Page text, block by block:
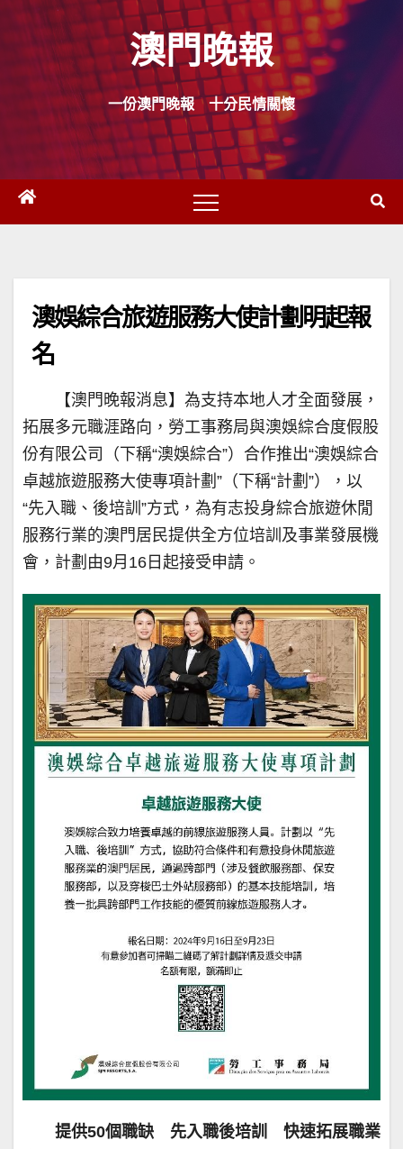
Skip
content
澳門晚報
一份澳門晚報 十分民情關懷
澳娛綜合旅遊服務大使計劃明起報
名
【澳門晚報消息】為支持本地人才全面發展，
拓展多元職涯路向，勞工事務局與澳娛綜合度假股
份有限公司（下稱“澳娛綜合”）合作推出“澳娛綜合
卓越旅遊服務大使專項計劃”（下稱“計劃”），以
“先入職、後培訓”方式，為有志投身綜合旅遊休閒
服務行業的澳門居民提供全方位培訓及事業發展機
會，計劃由9月16日起接受申請。
提供50個職缺 先入職後培訓 快速拓展職業